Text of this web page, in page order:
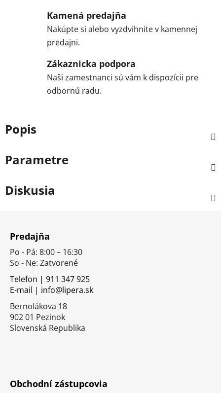
Kamená predajňa
Nakúpte si alebo vyzdvihnite v kamennej
predajni.
Zákaznicka podpora
Naši zamestnanci sú vám k dispozícii pre
odbornú radu.
Popis
Parametre
Diskusia
Predajňa
Po - Pá: 8:00 – 16:30
So - Ne: Zatvorené
Telefon | 911 347 925
E-mail | info@lipera.sk
Bernolákova 18
902 01 Pezinok
Slovenská Republika
Obchodní zástupcovia